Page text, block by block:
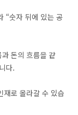
“숫자 뒤에 있는 공
돈의 흐름을 같
다.
재로 올라갈 수 있습